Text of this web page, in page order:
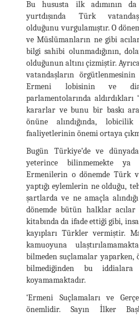
Bu hususta ilk adımının
yurtdışında Türk
olduğunu vurgulamıştır. O
ve Müslümanların ne gibi
bilgi sahibi olunmadığının,
olduğunun altını çizmiştir.
vatandaşların
Ermeni lobisinin ve
parlamentolarında aldırdıkları
kararlar ve bunu bir baskı
önüne alındığında,
faaliyetlerinin önemi ortaya
Bugün Türkiye’de ve
yeterince bilinmemekte ya
Ermenilerin o dönemde Türk
yaptığı eylemlerin ne olduğu,
şartlarda ve ne amaçla
dönemde bütün halklar acılar
kitabında da ifade ettiği gibi,
kayıpları Türkler vermiştir.
kamuoyuna
bilmeden suçlamalar
bilmediğinden bu
koyamamaktadır.
‘Ermeni Suçlamaları ve
önemlidir. Sayın İlker